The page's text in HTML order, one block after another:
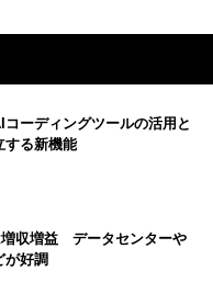
ーディングツールの活用と
する新機能
増収増益 データセンターや
が好調